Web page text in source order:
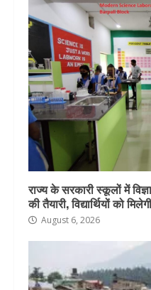
राज्य के सरकारी स्कूलों में
की तैयारी, विद्यार्थियों को
August 6, 2026